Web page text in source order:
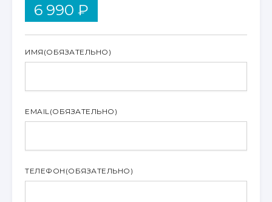
6 990 ₽
ИМЯ (ОБЯЗАТЕЛЬНО)
EMAIL (ОБЯЗАТЕЛЬНО)
ТЕЛЕФОН (ОБЯЗАТЕЛЬНО)